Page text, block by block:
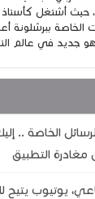
، حيث أشتغل
الخاصة ببرشلونة
جديد في عالم
الخاصة ..
التطبيق
يوتيوب